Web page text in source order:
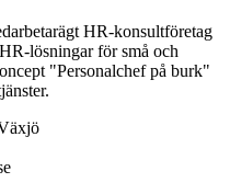
HR-konsultföretag
lösningar för små och
"Personalchef på burk"